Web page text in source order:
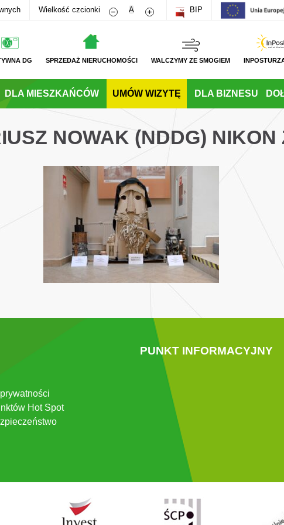
Wielkość czcionki Zmniejsz rozmiar czcionki
A Zwiększ rozmiar czcionki
BIP
DG SPRZEDAŻ NIERUCHOMOŚCI WALCZYMY ZE SMOGIEM
DLA MIESZKAŃCÓW UMÓW WIZYTĘ DLA BIZNESU
NOWAK (NDDG) NIKON
Hot Spot
PUNKT INFORMACYJNY